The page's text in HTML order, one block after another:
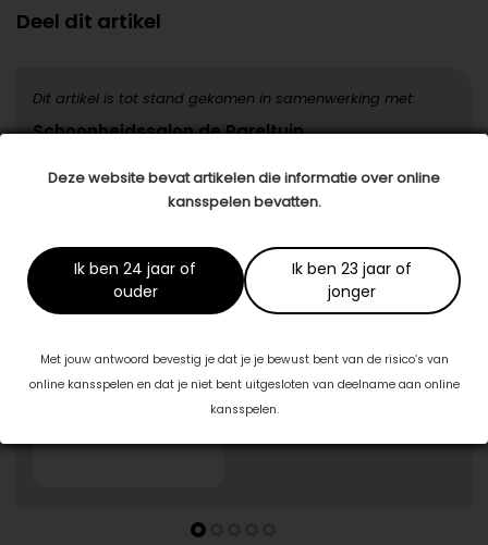
Deze website bevat artikelen die informatie over online
kansspelen bevatten.
Ik ben 24 jaar of
ouder
Ik ben 23 jaar of
jonger
Met jouw antwoord bevestig je dat je je bewust bent van de risico’s van
online kansspelen en dat je niet bent uitgesloten van deelname aan online
kansspelen.
Deel dit artikel
Dit artikel is tot stand gekomen in samenwerking met:
Schoonheidssalon de Pareltuin
Blush Skin Clinic
9761TD Eelde
06-57943414